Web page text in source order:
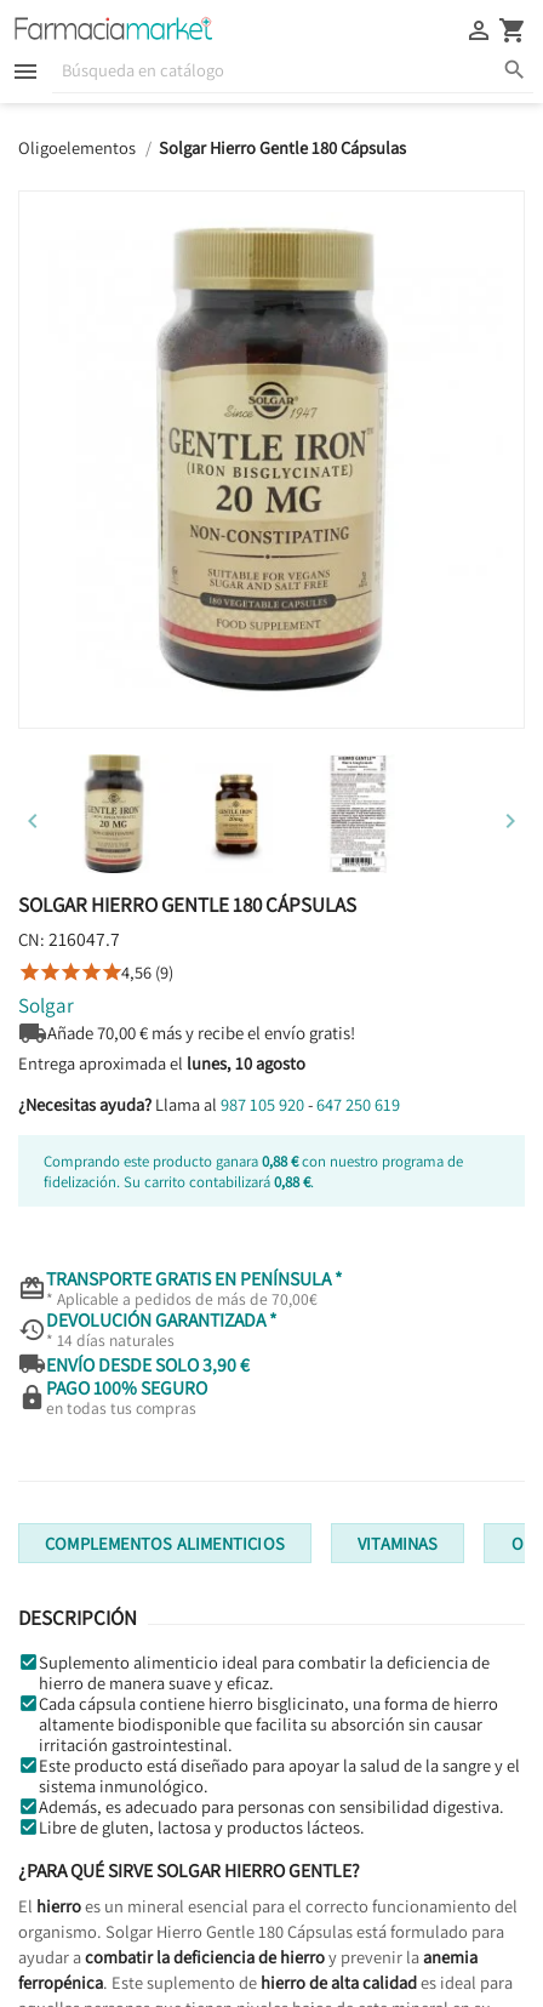
  
 
Oligoelementos Solgar Hierro Gentle 180 Cápsulas
 
SOLGAR HIERRO GENTLE 180 CÁPSULAS
CN: 216047.7
4,56 (9)
Solgar
Añade70,00€ más y recibe el envío gratis!
Entrega aproximada el lunes, 10 agosto
¿Necesitas ayuda? Llama al 987 105 920-647 250 619
Comprando este producto ganara0,88 €con nuestro programa de
fidelización. Su carrito contabilizará0,88 €.
TRANSPORTE GRATIS EN PENÍNSULA *
* Aplicable a pedidos de más de 70,00€
DEVOLUCIÓN GARANTIZADA *
* 14 días naturales
ENVÍO DESDE SOLO 3,90 €
 PAGO 100% SEGURO
en todas tus compras
COMPLEMENTOS ALIMENTICIOS VITAMINAS
DESCRIPCIÓN
Suplemento alimenticio ideal para combatir la deficiencia de
hierro de manera suave y eficaz.
Cada cápsula contiene hierro bisglicinato, una forma de hierro
altamente biodisponible que facilita su absorción sin causar
irritación gastrointestinal.
Este producto está diseñado para apoyar la salud de la sangre y el
sistema inmunológico.
Además, es adecuado para personas con sensibilidad digestiva.
Libre de gluten, lactosa y productos lácteos.
¿PARA QUÉ SIRVE SOLGAR HIERRO GENTLE?
El hierroes un mineral esencial para el correcto funcionamiento del
organismo. Solgar Hierro Gentle 180 Cápsulas está formulado para
ayudar acombatir la deficiencia de hierroy prevenir laanemia
ferropénica. Este suplemento de hierro de alta calidades ideal para